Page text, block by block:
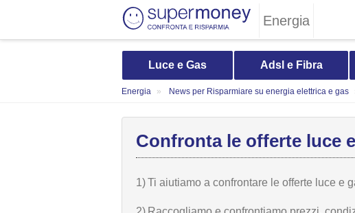
Energia
Luce e Gas Adsl e Fibra
Energia News per Risparmiare su energia elettrica e gas
Confronta le offerte luce
1)Ti aiutiamo a confrontare le offerte luce e